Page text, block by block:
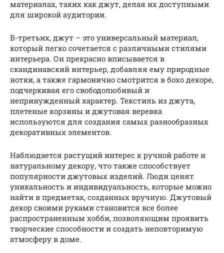
материалах, таких как джут, делая их доступными
для широкой аудитории.
В-третьих, джут – это универсальный материал,
который легко сочетается с различными стилями
интерьера. Он прекрасно вписывается в
скандинавский интерьер, добавляя ему природные
нотки, а также гармонично смотрится в бохо декоре,
подчеркивая его свободолюбивый и
непринужденный характер. Текстиль из джута,
плетеные корзины и джутовая веревка
используются для создания самых разнообразных
декоративных элементов.
Наблюдается растущий интерес к ручной работе и
натуральному декору, что также способствует
популярности джутовых изделий. Люди ценят
уникальность и индивидуальность, которые можно
найти в предметах, созданных вручную. Джутовый
декор своими руками становится все более
распространенным хобби, позволяющим проявить
творческие способности и создать неповторимую
атмосферу в доме.